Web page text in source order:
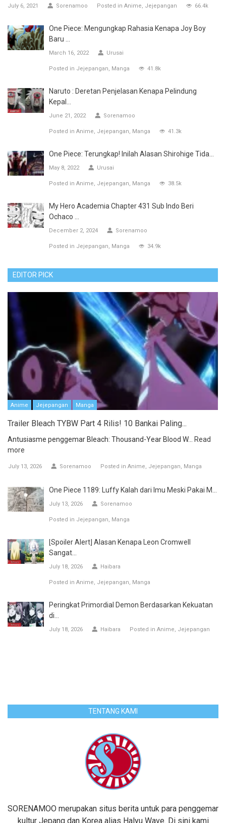
July 6, 2021 Sorenamoo Posted in Anime Jejepangan 66.4k
One Piece: Mengungkap Rahasia Kenapa Joy Boy
Baru ...
March 16, 2022 Urusai
Posted in Jejepangan Manga 41.8k
Naruto : Deretan Penjelasan Kenapa Pelindung
Kepal...
June 21, 2022 Sorenamoo
Posted in Anime Jejepangan Manga 41.3k
One Piece: Terungkap! Inilah Alasan Shirohige Tida...
May 8, 2022 Urusai
Posted in Anime Jejepangan Manga 38.5k
My Hero Academia Chapter 431 Sub Indo Beri
Ochaco ...
December 2, 2024 Sorenamoo
Posted in Jejepangan Manga 34.9k
EDITOR PICK
Anime Jejepangan Manga
Trailer Bleach TYBW Part 4 Rilis! 10 Bankai Paling...
Antusiasme penggemar Bleach: Thousand-Year Blood W...
Read
more
July 13, 2026 Sorenamoo Posted in Anime Jejepangan Manga
One Piece 1189: Luffy Kalah dari Imu Meski Pakai M...
July 13, 2026 Sorenamoo
Posted in Jejepangan Manga
[Spoiler Alert] Alasan Kenapa Leon Cromwell
Sangat...
July 18, 2026 Haibara
Posted in Anime Jejepangan Manga
Peringkat Primordial Demon Berdasarkan Kekuatan
di...
July 18, 2026 Haibara Posted in Anime Jejepangan
TENTANG KAMI
SORENAMOO merupakan situs berita untuk para penggemar
kultur Jepang dan Korea alias Halyu Wave. Di sini kami